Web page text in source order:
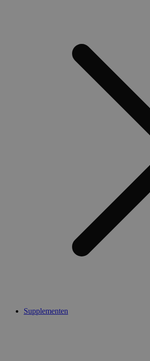
Supplementen